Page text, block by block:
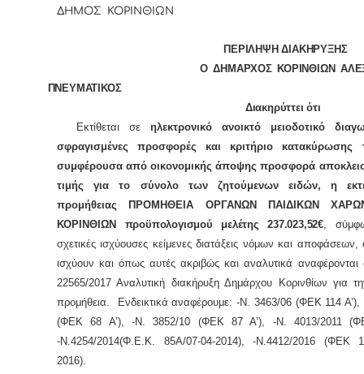
ΔΗΜΟΣ ΚΟΡΙΝΘΙΩΝ
ΠΕΡΙΛΗΨΗ ΔΙΑΚΗΡΥΞΗΣ
Ο ΔΗΜΑΡΧΟΣ ΚΟΡΙΝΘΙΩΝ
ΠΝΕΥΜΑΤΙΚΟΣ
Διακηρύττει ότι
Εκτίθεται σε ηλεκτρονικό ανοικτό μειοδοτικό
σφραγισμένες προσφορές και κριτήριο κατακύρωσης
συμφέρουσα από οικονομικής άποψης προσφορά
τιμής για το σύνολο των ζητούμενων ειδών, η
προμήθειας ΠΡΟΜΗΘΕΙΑ ΟΡΓΑΝΩΝ ΠΑΙΔΙΚΩΝ
ΚΟΡΙΝΘΙΩΝ προϋπολογισμού μελέτης 237.023,52€,
σχετικές ισχύουσες κείμενες διατάξεις νόμων και
ισχύουν και όπως αυτές ακριβώς και αναλυτικά αναφέρονται
22565/2017 Αναλυτική διακήρυξη Δημάρχου Κορινθίων για
προμήθεια. Ενδεικτικά αναφέρουμε: -Ν. 3463/06 (ΦΕΚ 114
(ΦΕΚ 68 Α’), -Ν. 3852/10 (ΦΕΚ 87 Α’), -Ν. 4013/2011
-Ν.4254/2014(Φ.Ε.Κ. 85Α/07-04-2014), -Ν.4412/2016 (ΦΕΚ
2016).